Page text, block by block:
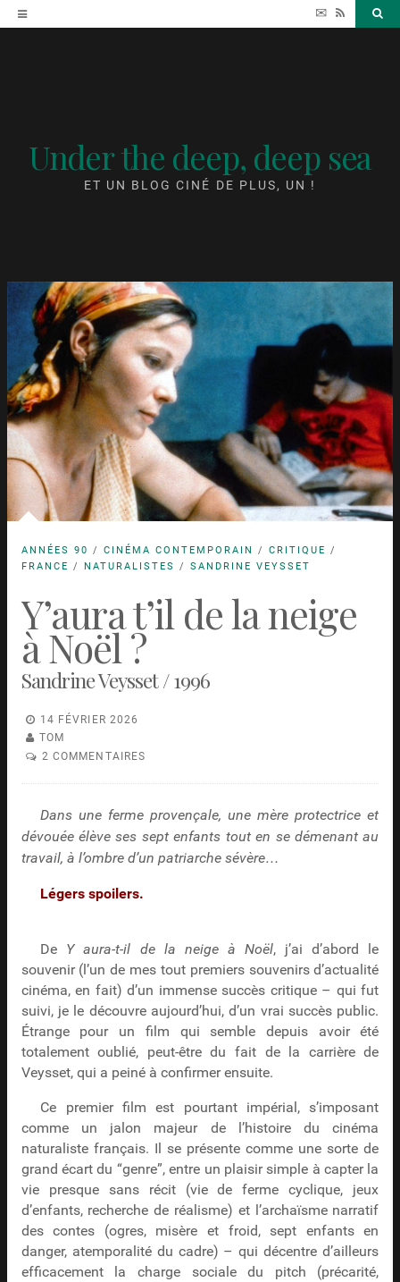
Accéder
au
✉ RSS
Under the deep, deep sea
ET UN BLOG CINÉ DE PLUS, UN !
ANNÉES 90 / CINÉMA CONTEMPORAIN / CRITIQUE /
FRANCE / NATURALISTES / SANDRINE VEYSSET
Y’aura t’il de la neige
à Noël ?
Sandrine Veysset / 1996
14 FÉVRIER 2026
TOM
2 COMMENTAIRES
Dans une ferme provençale, une mère protectrice et
dévouée élève ses sept enfants tout en se démenant au
travail, à l’ombre d’un patriarche sévère…
Légers spoilers.
De Y aura-t-il de la neige à Noël, j’ai d’abord le
souvenir (l’un de mes tout premiers souvenirs d’actualité
cinéma, en fait) d’un immense succès critique – qui fut
suivi, je le découvre aujourd’hui, d’un vrai succès public.
Étrange pour un film qui semble depuis avoir été
totalement oublié, peut-être du fait de la carrière de
Veysset, qui a peiné à confirmer ensuite.
Ce premier film est pourtant impérial, s’imposant
comme un jalon majeur de l’histoire du cinéma
naturaliste français. Il se présente comme une sorte de
grand écart du “genre”, entre un plaisir simple à capter la
vie presque sans récit (vie de ferme cyclique, jeux
d’enfants, recherche de réalisme) et l’archaïsme narratif
des contes (ogres, misère et froid, sept enfants en
danger, atemporalité du cadre) – qui décentre d’ailleurs
efficacement la charge sociale du pitch (précarité,